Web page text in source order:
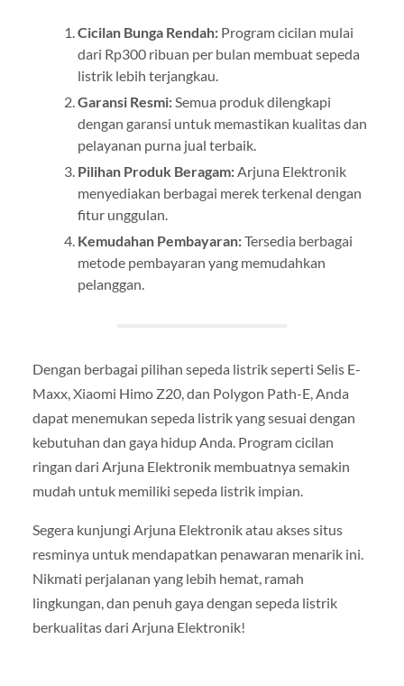
Cicilan Bunga Rendah:Program cicilan mulai
dari Rp300 ribuan per bulan membuat sepeda
listrik lebih terjangkau.
Garansi Resmi:Semua produk dilengkapi
dengan garansi untuk memastikan kualitas dan
pelayanan purna jual terbaik.
Pilihan Produk Beragam:Arjuna Elektronik
menyediakan berbagai merek terkenal dengan
fitur unggulan.
Kemudahan Pembayaran:Tersedia berbagai
metode pembayaran yang memudahkan
pelanggan.
Dengan berbagai pilihan sepeda listrik seperti Selis E-
Maxx, Xiaomi Himo Z20, dan Polygon Path-E, Anda
dapat menemukan sepeda listrik yang sesuai dengan
kebutuhan dan gaya hidup Anda. Program cicilan
ringan dari Arjuna Elektronik membuatnya semakin
mudah untuk memiliki sepeda listrik impian.
Segera kunjungi Arjuna Elektronik atau akses situs
resminya untuk mendapatkan penawaran menarik ini.
Nikmati perjalanan yang lebih hemat, ramah
lingkungan, dan penuh gaya dengan sepeda listrik
berkualitas dari Arjuna Elektronik!